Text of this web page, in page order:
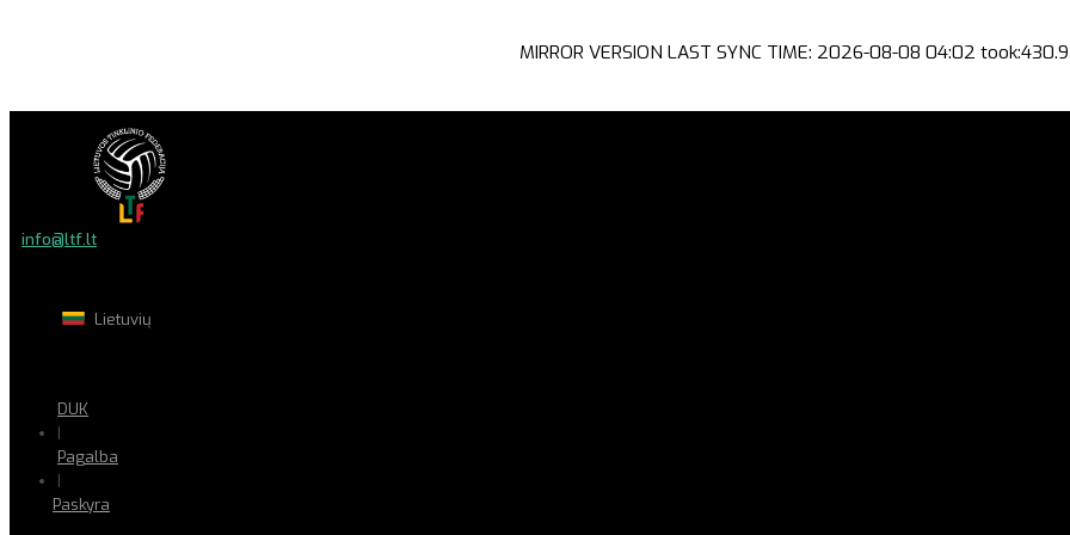
MIRROR VERSION LAST SYNC TIME: 2026-08-08 04:02
info@ltf.lt
Lietuvių
DUK
|
Pagalba
|
Paskyra